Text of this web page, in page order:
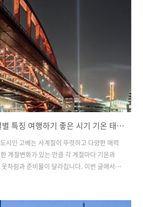
세히 설명하려합니다. 삿포로 자유여행을 계
합니다. 꼭 먹어봐야 하는 삿포로 맛집 베
베스트 6, 꼭 먹어봐야 하는 추천 음식 게
이도 삿포로 홋카이도 지역의 신선한 재료
일본 고베 날씨, 계절별 특징 여행하기 좋은 시기 기온 태풍 장마 시작 옷차림
시인 고베는 사계절이 뚜렷하고 다양한 매력
계절변화가 있는 만큼 각 계절마다 기온과
차림과 준비물이 달라집니다. 이번 글에서는
날씨의 특징과 강수량, 장마시기 등의 기상
날씨와 옷차림2. 여름 6월에서 8월 고베 날